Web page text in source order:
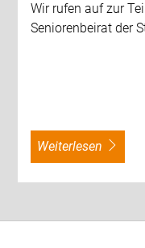
Wir rufen auf zur
Seniorenbeirat der
weiterlesen